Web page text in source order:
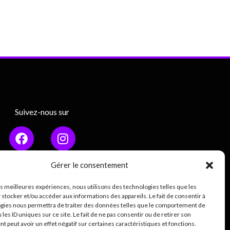
Gérer le consentement
meilleures expériences, nous utilisons des technologies telles que les
et/ou accéder aux informations des appareils. Le fait de consentir à
nous permettra de traiter des données telles que le comportement de
les ID uniques sur ce site. Le fait de ne pas consentir ou de retirer son
peut avoir un effet négatif sur certaines caractéristiques et fonctions.
Suivez-nous sur
Mentions légales
de confidentialité (RGPD)